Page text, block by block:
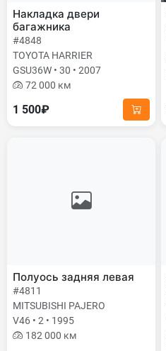
Накладка двери
багажника
#4848
TOYOTA HARRIER
GSU36W • 30 • 2007
72 000 км
1 500₽
Полуось задняя левая
#4811
MITSUBISHI PAJERO
V46 • 2 • 1995
182 000 км